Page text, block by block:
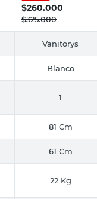
$260.000
$325.000
Vanitorys
Blanco
1
81 Cm
61 Cm
22 Kg